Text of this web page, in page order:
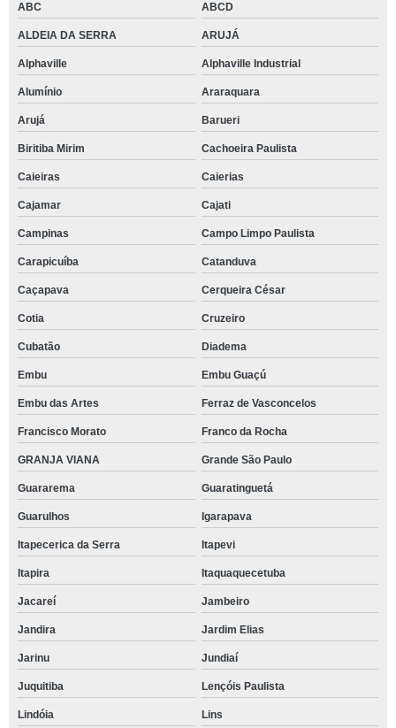
ABC ABCD
ALDEIA DA SERRA ARUJÁ
Alphaville Alphaville Industrial
Alumínio Araraquara
Arujá Barueri
Biritiba Mirim Cachoeira Paulista
Caieiras Caierias
Cajamar Cajati
Campinas Campo Limpo Paulista
Carapicuíba Catanduva
Caçapava Cerqueira César
Cotia Cruzeiro
Cubatão Diadema
Embu Embu Guaçú
Embu das Artes Ferraz de Vasconcelos
Francisco Morato Franco da Rocha
GRANJA VIANA Grande São Paulo
Guararema Guaratinguetá
Guarulhos Igarapava
Itapecerica da Serra Itapevi
Itapira Itaquaquecetuba
Jacareí Jambeiro
Jandira Jardim Elias
Jarinu Jundiaí
Juquitiba Lençóis Paulista
Lindóia Lins